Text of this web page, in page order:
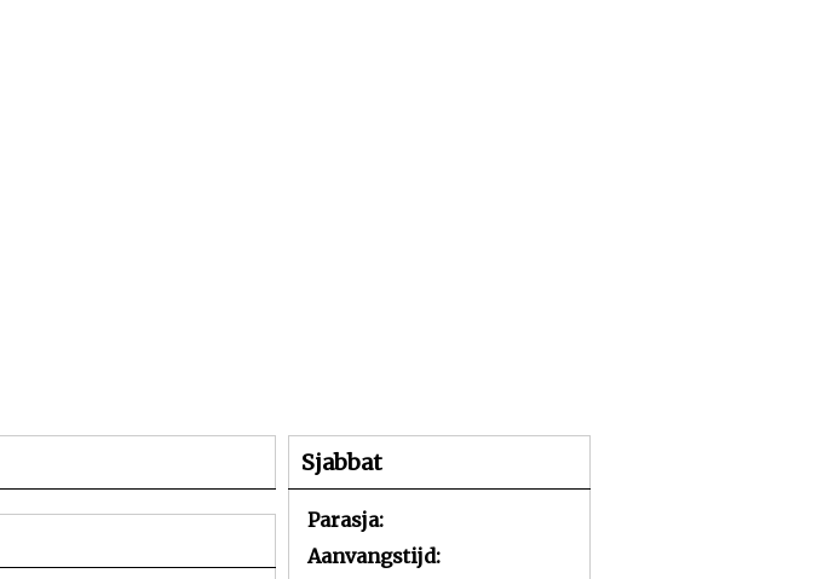
Sjabbat
Parasja:
Aanvangstijd: